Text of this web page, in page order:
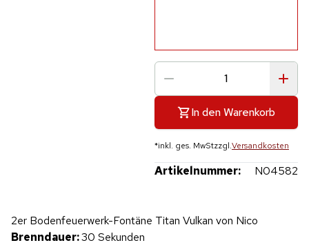
In den Warenkorb
*inkl. ges. MwStzzgl.Versandkosten
Artikelnummer: N04582
Produktvideo
2er Bodenfeuerwerk-Fontäne Titan Vulkan von Nico
Brenndauer:30 Sekunden